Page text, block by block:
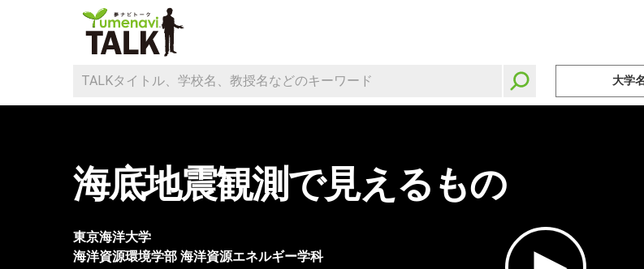
大学
海底地震観測で見えるもの
東京海洋大学
海洋資源環境学部 海洋資源エネルギー学科